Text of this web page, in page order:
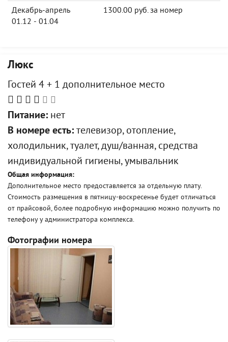
Декабрь-апрель
01.12 - 01.04
1300.00 руб. за номер
Люкс
Гостей 4 + 1 дополнительное место
Питание: нет
В номере есть: телевизор, отопление,
холодильник, туалет, душ/ванная, средства
индивидуальной гигиены, умывальник
Общая информация:
Дополнительное место предоставляется за отдельную плату.
Стоимость размещения в пятницу-воскресенье будет отличаться
от прайсовой, более подробную информацию можно получить по
телефону у администратора комплекса.
Фотографии номера